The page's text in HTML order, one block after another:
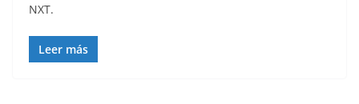
NXT.
Leer más